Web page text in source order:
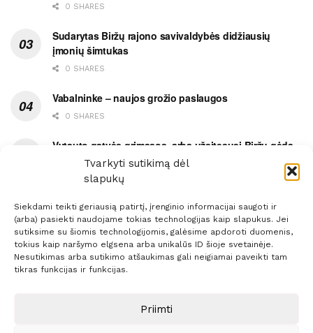
Tvarkyti sutikimą dėl
slapukų
Siekdami teikti geriausią patirtį, įrenginio informacijai saugoti ir
(arba) pasiekti naudojame tokias technologijas kaip slapukus. Jei
sutiksime su šiomis technologijomis, galėsime apdoroti duomenis,
tokius kaip naršymo elgsena arba unikalūs ID šioje svetainėje.
Nesutikimas arba sutikimo atšaukimas gali neigiamai paveikti tam
tikras funkcijas ir funkcijas.
Priimti
0 SHARES
Sudarytas Biržų rajono savivaldybės didžiausių
įmonių šimtukas
0 SHARES
Vabalninke – naujos grožio paslaugos
0 SHARES
Vytauto gatvės grimasos, arba užsitęsusi Biržų gėda
0 SHARES
Prenumerata Reklama Taisyklės Kontaktai